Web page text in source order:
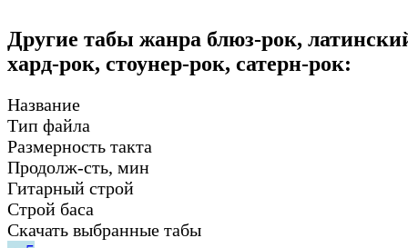
Другие табы жанра блюз-рок,
хард-рок, стоунер-рок, сатерн-рок:
Название
Тип файла
Размерность такта
Продолж-сть, мин
Гитарный строй
Строй баса
Скачать выбранные табы